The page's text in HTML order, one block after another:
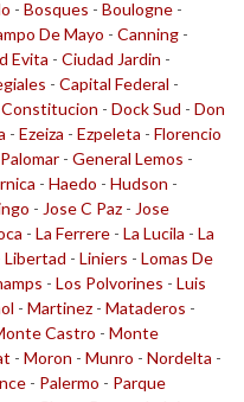
- Bosques - Boulogne -
De Mayo - Canning -
Evita - Ciudad Jardin -
- Capital Federal -
Constitucion - Dock Sud - Don
- Ezeiza - Ezpeleta - Florencio
- General Lemos -
- Haedo - Hudson -
- Jose C Paz - Jose
- La Ferrere - La Lucila - La
Libertad - Liniers - Lomas De
- Los Polvorines - Luis
- Martinez - Mataderos -
Castro - Monte
- Moron - Munro - Nordelta -
- Palermo - Parque